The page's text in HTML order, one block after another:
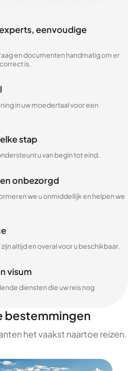
eenvoudige
en documenten handmatig om er
is.
in uw moedertaal voor een
stap
u van begin tot eind.
onbezorgd
we u onmiddellijk en helpen we
altijd en overal voor u beschikbaar.
visum
diensten die uw reis nog
bestemmingen
het vaakst naartoe reizen.